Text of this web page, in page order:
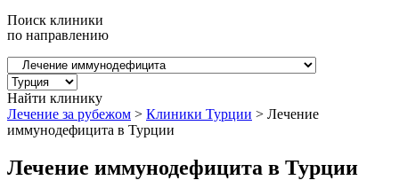
Поиск клиники
по направлению
Найти клинику
Лечение за рубежом > Клиники Турции > Лечение
иммунодефицита в Турции
Лечение иммунодефицита в Турции